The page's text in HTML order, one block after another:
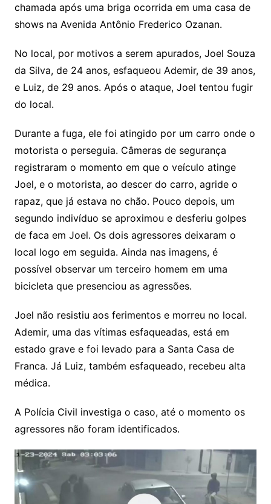
chamada após uma briga ocorrida em uma casa de
shows na Avenida Antônio Frederico Ozanan.
No local, por motivos a serem apurados, Joel Souza
da Silva, de 24 anos, esfaqueou Ademir, de 39 anos,
e Luiz, de 29 anos. Após o ataque, Joel tentou fugir
do local.
Durante a fuga, ele foi atingido por um carro onde o
motorista o perseguia. Câmeras de segurança
registraram o momento em que o veículo atinge
Joel, e o motorista, ao descer do carro, agride o
rapaz, que já estava no chão. Pouco depois, um
segundo indivíduo se aproximou e desferiu golpes
de faca em Joel. Os dois agressores deixaram o
local logo em seguida. Ainda nas imagens, é
possível observar um terceiro homem em uma
bicicleta que presenciou as agressões.
Joel não resistiu aos ferimentos e morreu no local.
Ademir, uma das vítimas esfaqueadas, está em
estado grave e foi levado para a Santa Casa de
Franca. Já Luiz, também esfaqueado, recebeu alta
médica.
A Polícia Civil investiga o caso, até o momento os
agressores não foram identificados.